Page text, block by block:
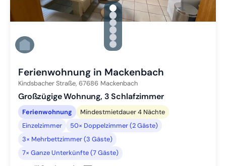
gallery.slide_selector
Zu Slide 1 wechseln
Zu Slide 2 wechseln
Zu Slide 3 wechseln
Zu Slide 4 wechseln
Zu Slide 5 wechseln
Zu Slide 6 wechseln
Ferienwohnung in Mackenbach
Kindsbacher Straße, 67686 Mackenbach
Großzügige Wohnung, 3 Schlafzimmer
Ferienwohnung
Mindestmietdauer 4 Nächte
Einzelzimmer
50× Doppelzimmer (2 Gäste)
3× Mehrbettzimmer (3 Gäste)
7× Ganze Unterkünfte (7 Gäste)